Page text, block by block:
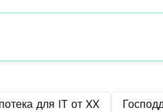
для IT от XX